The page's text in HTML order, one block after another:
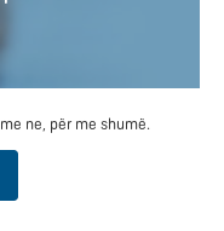
ne, për me shumë.